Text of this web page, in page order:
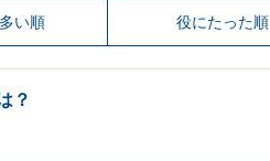
い順 役にたった順
？